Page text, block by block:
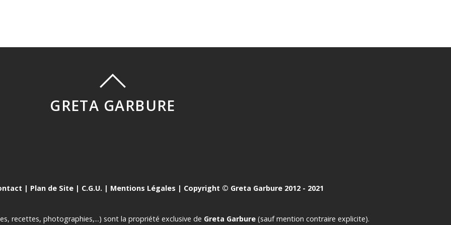
GRETA GARBURE
| Plan de Site | C.G.U. | Mentions Légales | Copyright © Greta Garbure 2012 - 2021
recettes, photographies,...) sont la propriété exclusive de Greta Garbure (sauf mention contraire explicite).